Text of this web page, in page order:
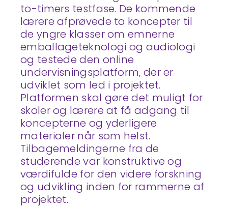
to-timers testfase. De kommende
lærere afprøvede to koncepter til
de yngre klasser om emnerne
emballageteknologi og audiologi
og testede den online
undervisningsplatform, der er
udviklet som led i projektet.
Platformen skal gøre det muligt for
skoler og lærere at få adgang til
koncepterne og yderligere
materialer når som helst.
Tilbagemeldingerne fra de
studerende var konstruktive og
værdifulde for den videre forskning
og udvikling inden for rammerne af
projektet.